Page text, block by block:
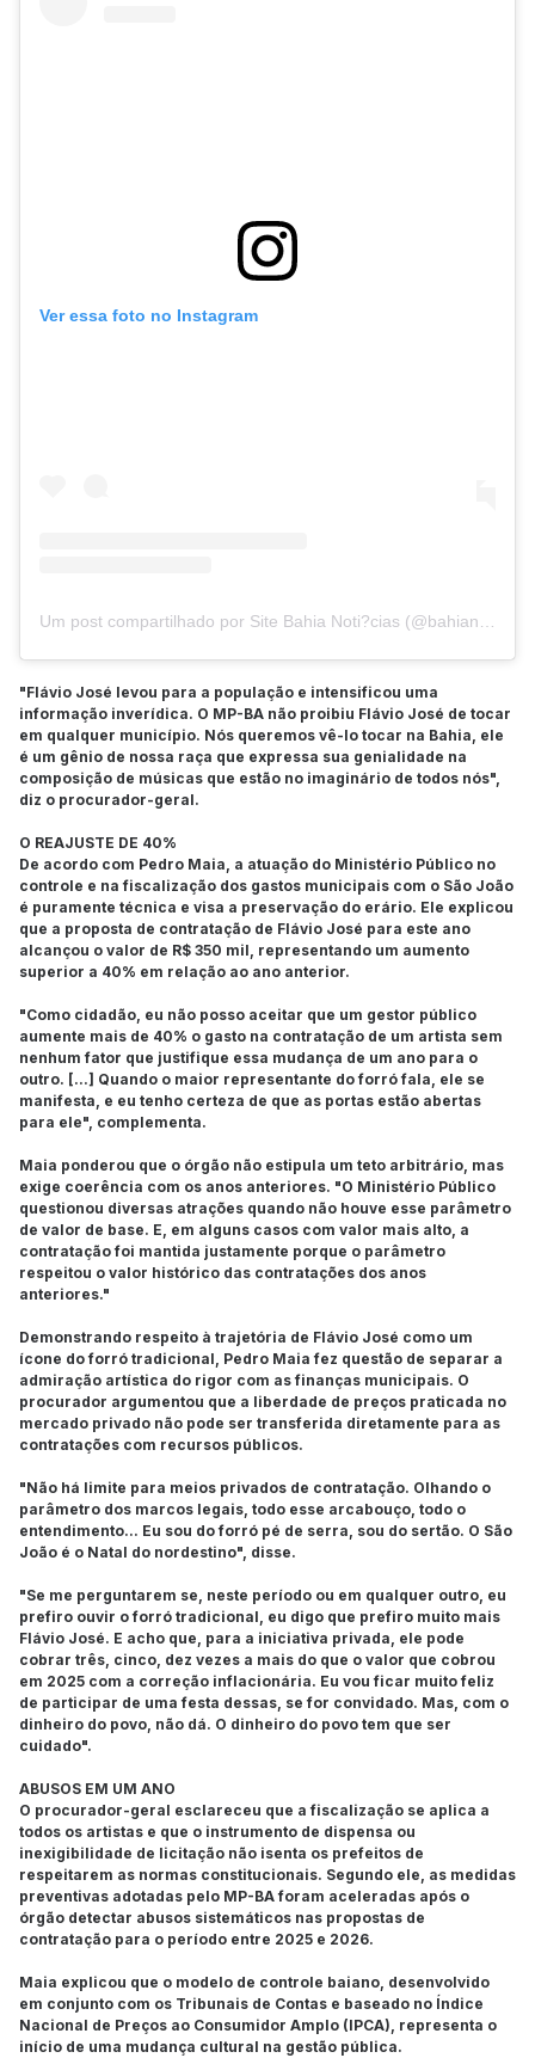
Ver essa foto no Instagram
Um post compartilhado por Site Bahia Noti?cias (@bahianoticias)
"Flávio José levou para a população e intensificou uma
informação inverídica. O MP-BA não proibiu Flávio José de tocar
em qualquer município. Nós queremos vê-lo tocar na Bahia, ele
é um gênio de nossa raça que expressa sua genialidade na
composição de músicas que estão no imaginário de todos nós",
diz o procurador-geral.
O REAJUSTE DE 40%
De acordo com Pedro Maia, a atuação do Ministério Público no
controle e na fiscalização dos gastos municipais com o São João
é puramente técnica e visa a preservação do erário. Ele explicou
que a proposta de contratação de Flávio José para este ano
alcançou o valor de R$ 350 mil, representando um aumento
superior a 40% em relação ao ano anterior.
"Como cidadão, eu não posso aceitar que um gestor público
aumente mais de 40% o gasto na contratação de um artista sem
nenhum fator que justifique essa mudança de um ano para o
outro. [...] Quando o maior representante do forró fala, ele se
manifesta, e eu tenho certeza de que as portas estão abertas
para ele", complementa.
Maia ponderou que o órgão não estipula um teto arbitrário, mas
exige coerência com os anos anteriores. "O Ministério Público
questionou diversas atrações quando não houve esse parâmetro
de valor de base. E, em alguns casos com valor mais alto, a
contratação foi mantida justamente porque o parâmetro
respeitou o valor histórico das contratações dos anos
anteriores."
Demonstrando respeito à trajetória de Flávio José como um
ícone do forró tradicional, Pedro Maia fez questão de separar a
admiração artística do rigor com as finanças municipais. O
procurador argumentou que a liberdade de preços praticada no
mercado privado não pode ser transferida diretamente para as
contratações com recursos públicos.
"Não há limite para meios privados de contratação. Olhando o
parâmetro dos marcos legais, todo esse arcabouço, todo o
entendimento... Eu sou do forró pé de serra, sou do sertão. O São
João é o Natal do nordestino", disse.
"Se me perguntarem se, neste período ou em qualquer outro, eu
prefiro ouvir o forró tradicional, eu digo que prefiro muito mais
Flávio José. E acho que, para a iniciativa privada, ele pode
cobrar três, cinco, dez vezes a mais do que o valor que cobrou
em 2025 com a correção inflacionária. Eu vou ficar muito feliz
de participar de uma festa dessas, se for convidado. Mas, com o
dinheiro do povo, não dá. O dinheiro do povo tem que ser
cuidado".
ABUSOS EM UM ANO
O procurador-geral esclareceu que a fiscalização se aplica a
todos os artistas e que o instrumento de dispensa ou
inexigibilidade de licitação não isenta os prefeitos de
respeitarem as normas constitucionais. Segundo ele, as medidas
preventivas adotadas pelo MP-BA foram aceleradas após o
órgão detectar abusos sistemáticos nas propostas de
contratação para o período entre 2025 e 2026.
Maia explicou que o modelo de controle baiano, desenvolvido
em conjunto com os Tribunais de Contas e baseado no Índice
Nacional de Preços ao Consumidor Amplo (IPCA), representa o
início de uma mudança cultural na gestão pública.